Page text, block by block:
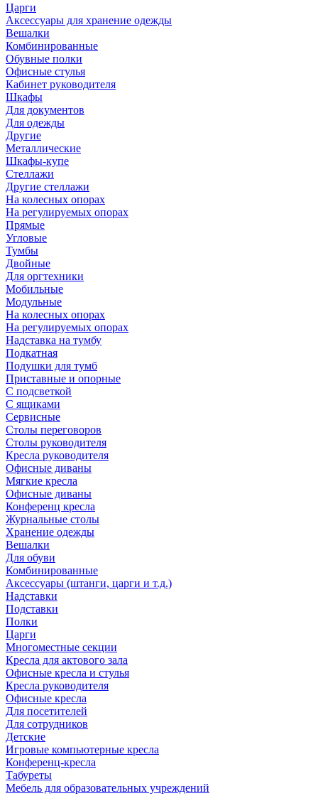
Царги
Аксессуары для хранение одежды
Вешалки
Комбинированные
Обувные полки
Офисные стулья
Кабинет руководителя
Шкафы
Для документов
Для одежды
Другие
Металлические
Шкафы-купе
Стеллажи
Другие стеллажи
На колесных опорах
На регулируемых опорах
Прямые
Угловые
Тумбы
Двойные
Для оргтехники
Мобильные
Модульные
На колесных опорах
На регулируемых опорах
Надставка на тумбу
Подкатная
Подушки для тумб
Приставные и опорные
С подсветкой
С ящиками
Сервисные
Столы переговоров
Столы руководителя
Кресла руководителя
Офисные диваны
Мягкие кресла
Офисные диваны
Конференц кресла
Журнальные столы
Хранение одежды
Вешалки
Для обуви
Комбинированные
Аксессуары (штанги, царги и т.д.)
Надставки
Подставки
Полки
Царги
Многоместные секции
Кресла для актового зала
Офисные кресла и стулья
Кресла руководителя
Офисные кресла
Для посетителей
Для сотрудников
Детские
Игровые компьютерные кресла
Конференц-кресла
Табуреты
Мебель для образовательных учреждений